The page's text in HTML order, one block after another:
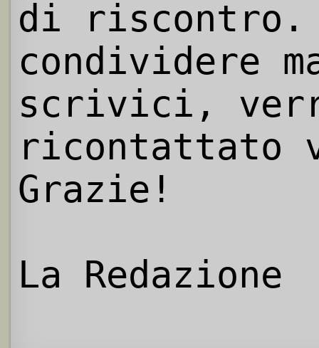
di riscontro.
condividere
scrivici,
ricontattato
Grazie!
La Redazione